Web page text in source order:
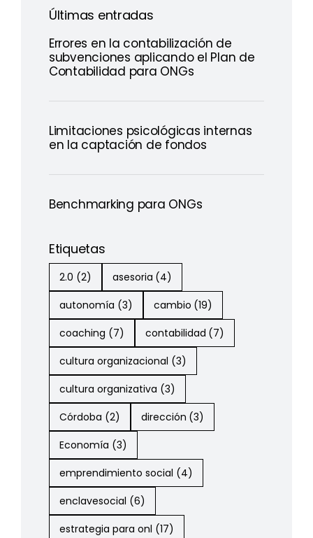
Últimas entradas
Errores en la contabilización de
subvenciones aplicando el Plan de
Contabilidad para ONGs
Limitaciones psicológicas internas
en la captación de fondos
Benchmarking para ONGs
Etiquetas
2.0 (2) asesoria (4)
autonomía (3) cambio (19)
coaching (7) contabilidad (7)
cultura organizacional (3)
cultura organizativa (3)
Córdoba (2) dirección (3)
Economía (3)
emprendimiento social (4)
enclavesocial (6)
estrategia para onl (17)